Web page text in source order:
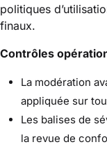
politiques
finaux.
Contrôles
La modération
appliquée sur
Les balises de
la revue de